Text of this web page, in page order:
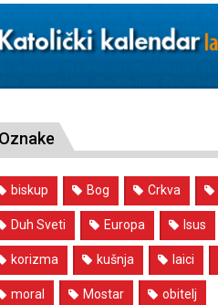
Oznake
biskup Bog Crkva
Duh Sveti Europa Isus
korizma kušnja laici
moral Mostar obitelj